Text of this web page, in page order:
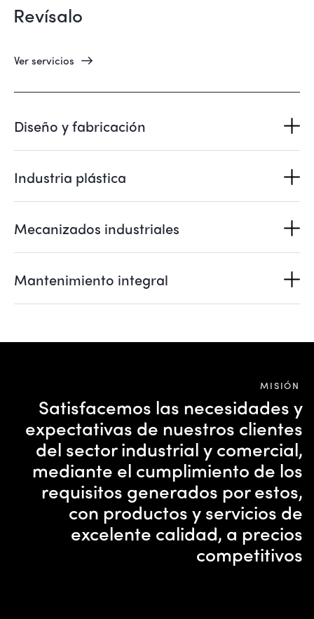
Revísalo
Ver servicios
Diseño y fabricación
Industria plástica
Mecanizados industriales
Mantenimiento integral
MISIÓN
Satisfacemos las necesidades y
expectativas de nuestros clientes
del sector industrial y comercial,
mediante el cumplimiento de los
requisitos generados por estos,
con productos y servicios de
excelente calidad, a precios
competitivos